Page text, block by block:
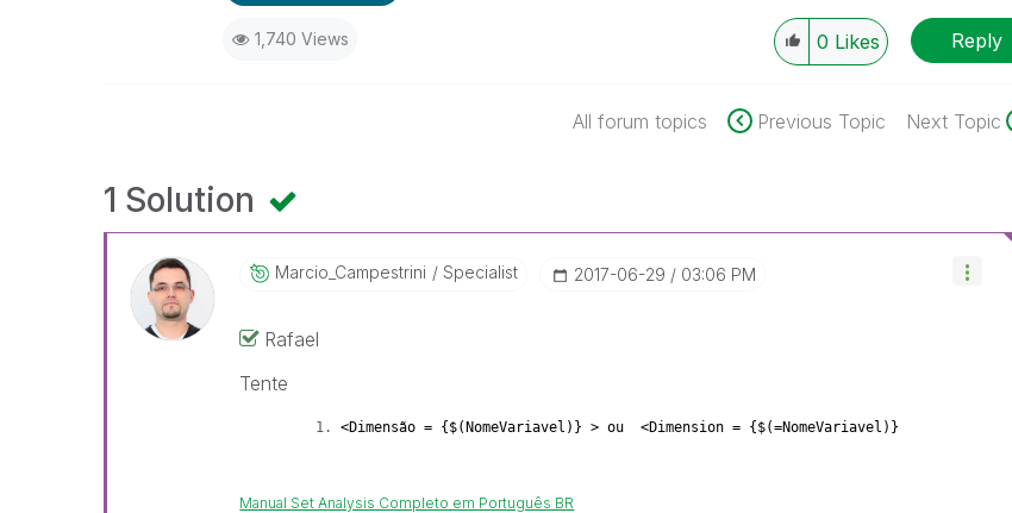
1,740 Views 0 Likes Reply
All forum topics Previous Topic Next Topic
1 Solution
Marcio_CampestrIni Specialist ‎2017-06-29 03:06 PM
Rafael
Tente
<Dimensão = {$(NomeVariavel)} > ou <Dimension = {$(=NomeVariavel)}
Manual Set Analysis Completo em Português BR